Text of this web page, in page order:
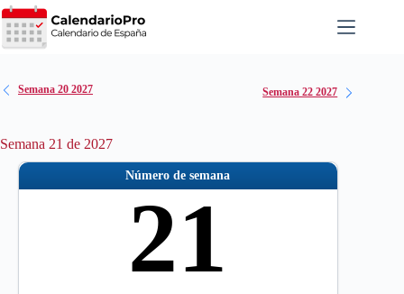
Saltar
al
contenido
Semana 20 2027 Semana 22 2027
Semana 21 de 2027
Número de semana
21